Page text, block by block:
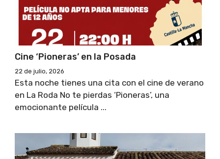
Cine ‘Pioneras’ en la Posada
22 de julio, 2026
Esta noche tienes una cita con el cine de verano
en La Roda No te pierdas ‘Pioneras’, una
emocionante película ...